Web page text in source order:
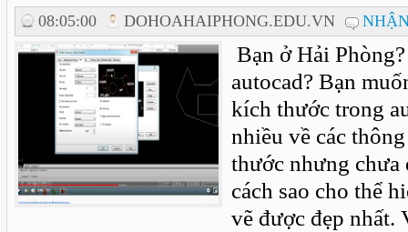
08:05:00 DOHOAHAIPHONG.EDU.VN
Bạn ở Hải
autocad? Bạn
kích thước trong
nhiều về các
thước nhưng chưa
cách sao cho thể
vẽ được đẹp nhất.